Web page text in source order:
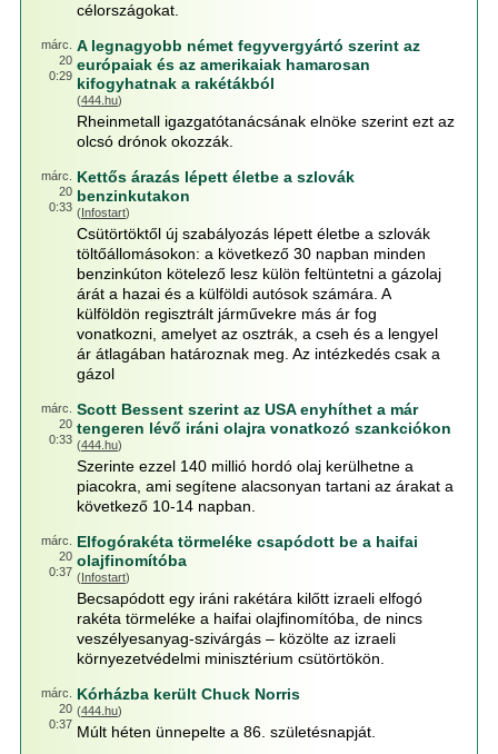
célországokat.
márc.
20
0:29
A legnagyobb német fegyvergyártó szerint az
európaiak és az amerikaiak hamarosan
kifogyhatnak a rakétákból
(444.hu)
Rheinmetall igazgatótanácsának elnöke szerint ezt az
olcsó drónok okozzák.
márc.
20
0:33
Kettős árazás lépett életbe a szlovák
benzinkutakon
(Infostart)
Csütörtöktől új szabályozás lépett életbe a szlovák
töltőállomásokon: a következő 30 napban minden
benzinkúton kötelező lesz külön feltüntetni a gázolaj
árát a hazai és a külföldi autósok számára. A
külföldön regisztrált járművekre más ár fog
vonatkozni, amelyet az osztrák, a cseh és a lengyel
ár átlagában határoznak meg. Az intézkedés csak a
gázol
márc.
20
0:33
Scott Bessent szerint az USA enyhíthet a már
tengeren lévő iráni olajra vonatkozó szankciókon
(444.hu)
Szerinte ezzel 140 millió hordó olaj kerülhetne a
piacokra, ami segítene alacsonyan tartani az árakat a
következő 10-14 napban.
márc.
20
0:37
Elfogórakéta törmeléke csapódott be a haifai
olajfinomítóba
(Infostart)
Becsapódott egy iráni rakétára kilőtt izraeli elfogó
rakéta törmeléke a haifai olajfinomítóba, de nincs
veszélyesanyag-szivárgás – közölte az izraeli
környezetvédelmi minisztérium csütörtökön.
márc.
20
0:37
Kórházba került Chuck Norris
(444.hu)
Múlt héten ünnepelte a 86. születésnapját.